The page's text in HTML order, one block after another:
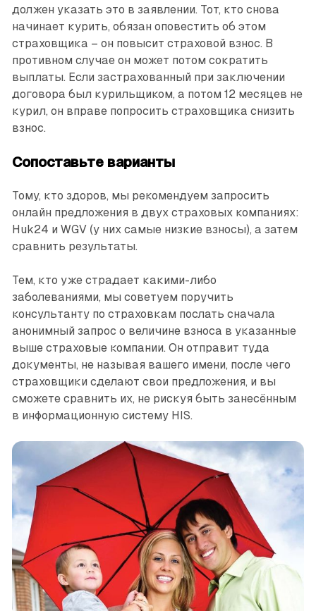
должен указать это в заявлении. Тот, кто снова
начинает курить, обязан оповестить об этом
страховщика – он повысит страховой взнос. В
противном случае он может потом сократить
выплаты. Если застрахованный при заключении
договора был курильщиком, а потом 12 месяцев не
курил, он вправе попросить страховщика снизить
взнос.
Сопоставьте варианты
Тому, кто здоров, мы рекомендуем запросить
онлайн предложения в двух страховых компаниях:
Huk24 и WGV (у них самые низкие взносы), а затем
сравнить результаты.
Тем, кто уже страдает какими-либо
заболеваниями, мы советуем поручить
консультанту по страховкам послать сначала
анонимный запрос о величине взноса в указанные
выше страховые компании. Он отправит туда
документы, не называя вашего имени, после чего
страховщики сделают свои предложения, и вы
сможете сравнить их, не рискуя быть занесённым
в информационную систему HIS.